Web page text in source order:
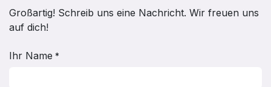
Großartig! Schreib uns eine Nachricht. Wir freuen uns
auf dich!
Ihr Name *